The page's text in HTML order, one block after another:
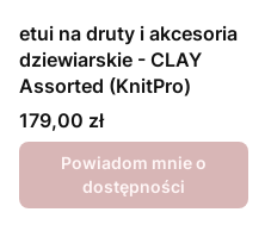
etui na druty i akcesoria
dziewiarskie - CLAY
Assorted (KnitPro)
Cena
179,00 zł
Powiadom mnie o
dostępności